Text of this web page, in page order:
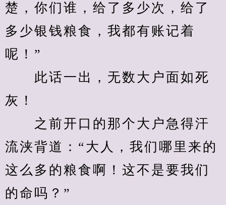
楚，你们谁，给了多少次，给了
多少银钱粮食，我都有账记着
呢！”
此话一出，无数大户面如死
灰！
之前开口的那个大户急得汗
流浃背道：“大人，我们哪里来的
这么多的粮食啊！这不是要我们
的命吗？”